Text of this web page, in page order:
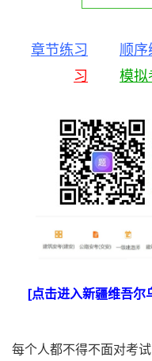
章节练习 顺序
习
模拟
[点击进入新疆维吾尔
每个人都不得不面对考